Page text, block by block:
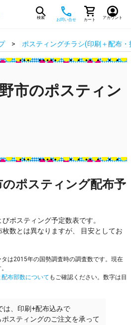
検索 お問い合せ カート アカウント
ポスティングチラシ(印刷＋配布・
市のポスティン
のポスティング配布予
ポスティング予定数表です。
数とは異なりますが、 目安としてお
は2015年の国勢調査時の調査数です。現在
布部数について もご確認ください。数字は目
は、印刷+配布込みで
スティングのご注文を承って